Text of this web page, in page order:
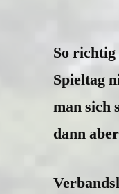
So
Spieltag
man sich
dann